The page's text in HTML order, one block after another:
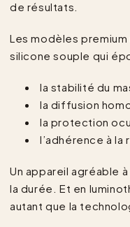
de résultats.
Les modèles
silicone souple qui
la stabilité du
la diffusion
la protection
l’adhérence à la
Un appareil agréable
la durée. Et en
autant que la